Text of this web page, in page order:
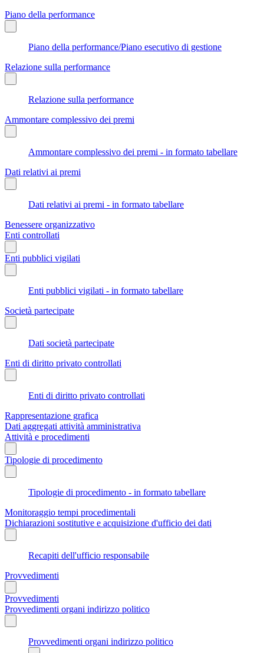
Piano della performance
Piano della performance/Piano esecutivo di gestione
Relazione sulla performance
Relazione sulla performance
Ammontare complessivo dei premi
Ammontare complessivo dei premi - in formato tabellare
Dati relativi ai premi
Dati relativi ai premi - in formato tabellare
Benessere organizzativo
Enti controllati
Enti pubblici vigilati
Enti pubblici vigilati - in formato tabellare
Società partecipate
Dati società partecipate
Enti di diritto privato controllati
Enti di diritto privato controllati
Rappresentazione grafica
Dati aggregati attività amministrativa
Attività e procedimenti
Tipologie di procedimento
Tipologie di procedimento - in formato tabellare
Monitoraggio tempi procedimentali
Dichiarazioni sostitutive e acquisizione d'ufficio dei dati
Recapiti dell'ufficio responsabile
Provvedimenti
Provvedimenti
Provvedimenti organi indirizzo politico
Provvedimenti organi indirizzo politico